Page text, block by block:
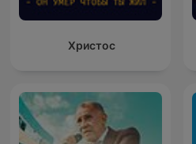
Христос